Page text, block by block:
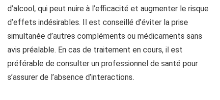
d’alcool, qui peut nuire à l’efficacité et augmenter le risque
d’effets indésirables. Il est conseillé d’éviter la prise
simultanée d’autres compléments ou médicaments sans
avis préalable. En cas de traitement en cours, il est
préférable de consulter un professionnel de santé pour
s’assurer de l’absence d’interactions.